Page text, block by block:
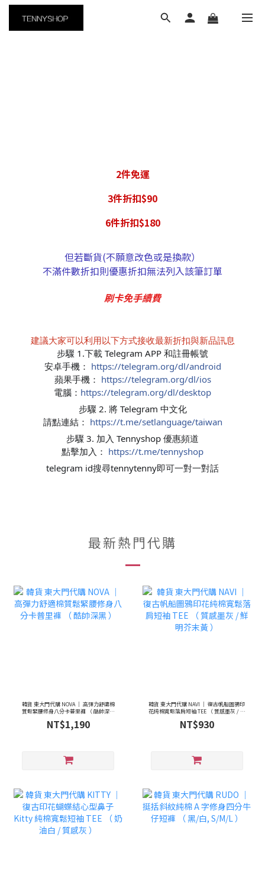
2件免運
3件折扣$90
6件折扣$180
但若斷貨(不願意改色或是換款）
不滿件數折扣則優惠折扣無法列入該筆訂單
刷卡免手續費
建議大家可以利用以下方式接收最新折扣與新品訊息
步驟 1.下載 Telegram APP 和註冊帳號
安卓手機： https://telegram.org/dl/android
蘋果手機： https://telegram.org/dl/ios
電腦： https://telegram.org/dl/desktop
步驟 2. 將 Telegram 中文化
請點連結： https://t.me/setlanguage/taiwan
步驟 3. 加入 Tennyshop 優惠頻道
點擊加入： https://t.me/tennyshop
telegram id搜尋tennytenny即可一對一對話
最新熱門代購
韓貨 東大門代購 NOVA ｜ 高彈力舒適棉
質鬆緊腰修身八分卡普里褲 （ 酷帥深黑
NT$1,190
韓貨 東大門代購 NAVI ｜ 復古帆船圖鴉印
花純棉寬鬆落肩短袖 TEE （ 質感墨灰 / 鮮
NT$930